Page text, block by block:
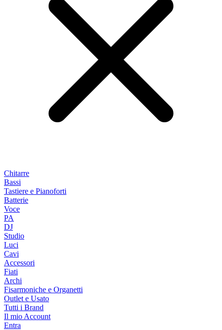
Chitarre
Bassi
Tastiere e Pianoforti
Batterie
Voce
PA
DJ
Studio
Luci
Cavi
Accessori
Fiati
Archi
Fisarmoniche e Organetti
Outlet e Usato
Tutti i Brand
Il mio Account
Entra